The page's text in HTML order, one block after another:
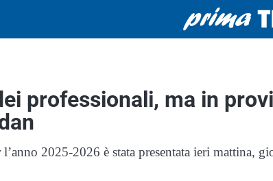
professionali, ma in
2025-2026 è stata presentata ieri mattina,